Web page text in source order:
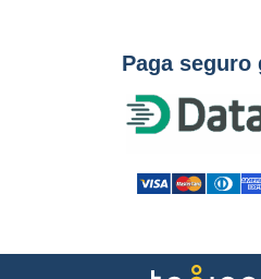
Paga seguro